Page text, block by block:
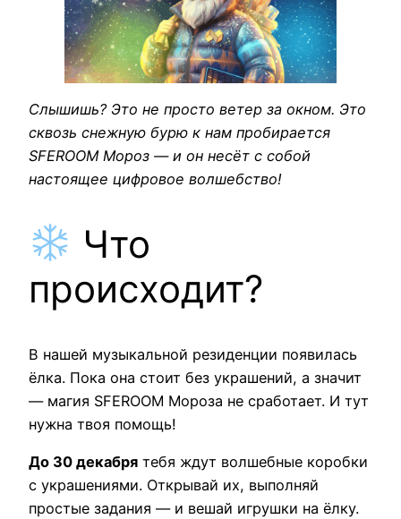
Слышишь? Это не просто ветер за окном. Это
сквозь снежную бурю к нам пробирается
SFEROOM Мороз — и он несёт с собой
настоящее цифровое волшебство!
Что
происходит?
В нашей музыкальной резиденции появилась
ёлка. Пока она стоит без украшений, а значит
— магия SFEROOM Мороза не сработает. И тут
нужна твоя помощь!
До 30 декабря тебя ждут волшебные коробки
с украшениями. Открывай их, выполняй
простые задания — и вешай игрушки на ёлку.